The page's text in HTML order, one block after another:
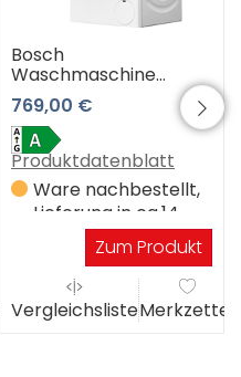
Bosch
Waschmaschine
WGJ24409
769,00 €
Produktdatenblatt
Ware nachbestellt,
Lieferung in ca.14
WerktagenZum Produkt
VergleichslisteMerkzettel